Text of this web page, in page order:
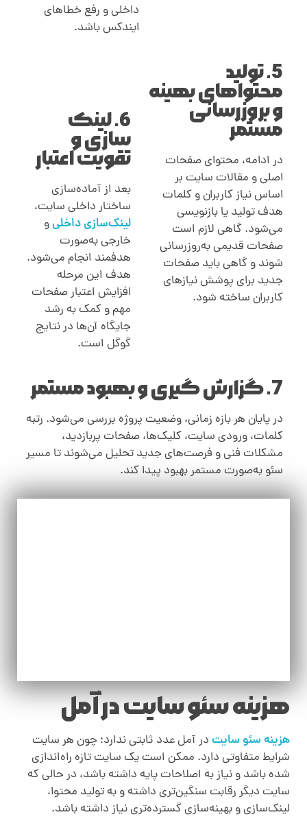
داخلی و رفع خطاهای
ایندکس باشد.
5. تولید
محتواهای بهینه
و بروزرسانی
مستمر
در ادامه، محتوای صفحات
اصلی و مقالات سایت بر
اساس نیاز کاربران و کلمات
هدف تولید یا بازنویسی
می‌شود. گاهی لازم است
صفحات قدیمی به‌روزرسانی
شوند و گاهی باید صفحات
جدید برای پوشش نیازهای
کاربران ساخته شود.
6. لینک
سازی و
تقویت اعتبار
بعد از آماده‌سازی
ساختار داخلی سایت،
لینک‌سازی داخلیو
خارجی به‌صورت
هدفمند انجام می‌شود.
هدف این مرحله
افزایش اعتبار صفحات
مهم و کمک به رشد
جایگاه آن‌ها در نتایج
گوگل است.
7. گزارش گیری و بهبود مستمر
در پایان هر بازه زمانی، وضعیت پروژه بررسی می‌شود. رتبه
کلمات، ورودی سایت، کلیک‌ها، صفحات پربازدید،
مشکلات فنی و فرصت‌های جدید تحلیل می‌شوند تا مسیر
سئو به‌صورت مستمر بهبود پیدا کند.
هزینه سئو سایت در آمل
هزینه سئو سایتدر آمل عدد ثابتی ندارد؛ چون هر سایت
شرایط متفاوتی دارد. ممکن است یک سایت تازه راه‌اندازی
شده باشد و نیاز به اصلاحات پایه داشته باشد، در حالی که
سایت دیگر رقابت سنگین‌تری داشته و به تولید محتوا،
لینک‌سازی و بهینه‌سازی گسترده‌تری نیاز داشته باشد.